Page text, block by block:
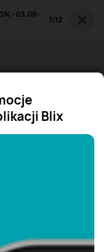
- 03.06-
1/12
Blix